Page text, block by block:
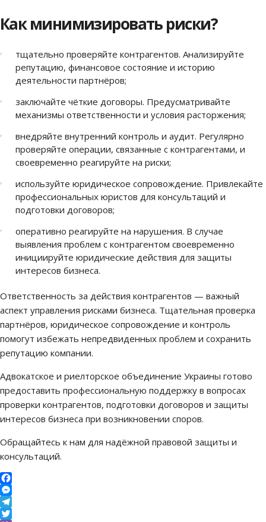
Как минимизировать риски?
тщательно проверяйте контрагентов. Анализируйте
репутацию, финансовое состояние и историю
деятельности партнёров;
заключайте чёткие договоры. Предусматривайте
механизмы ответственности и условия расторжения;
внедряйте внутренний контроль и аудит. Регулярно
проверяйте операции, связанные с контрагентами, и
своевременно реагируйте на риски;
используйте юридическое сопровождение. Привлекайте
профессиональных юристов для консультаций и
подготовки договоров;
оперативно реагируйте на нарушения. В случае
выявления проблем с контрагентом своевременно
инициируйте юридические действия для защиты
интересов бизнеса.
Ответственность за действия контрагентов — важный
аспект управления рисками бизнеса. Тщательная проверка
партнёров, юридическое сопровождение и контроль
помогут избежать непредвиденных проблем и сохранить
репутацию компании.
Адвокатское и риелторское объединение Украины готово
предоставить профессиональную поддержку в вопросах
проверки контрагентов, подготовки договоров и защиты
интересов бизнеса при возникновении споров.
Обращайтесь к нам для надёжной правовой защиты и
консультаций.
Facebook
Messenger
Telegram